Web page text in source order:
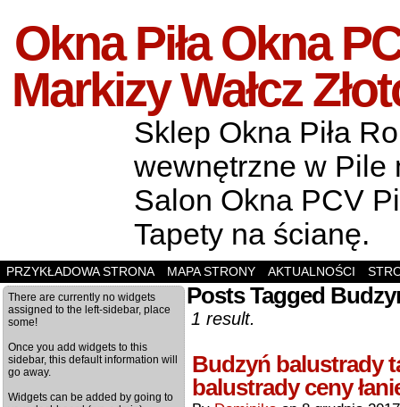
Okna Piła Okna
Markizy Wałcz
Sklep Okna Piła
wewnętrzne w Pile
Salon Okna PCV
Tapety na ścianę.
PRZYKŁADOWA STRONA MAPA STRONY AKTUALNOŚCI
There are currently no widgets
assigned to the left-sidebar, place
some!
Once you add widgets to this
sidebar, this default information will
go away.
Widgets can be added by going to
Posts Tagged
1 result.
Budzyń balustrady
balustrady ceny